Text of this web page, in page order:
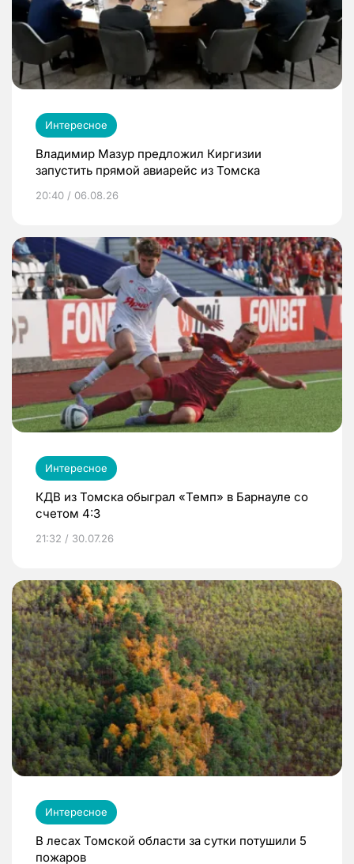
Интересное
Владимир Мазур предложил Киргизии
запустить прямой авиарейс из Томска
20:40 / 06.08.26
Интересное
КДВ из Томска обыграл «Темп» в Барнауле со
счетом 4:3
21:32 / 30.07.26
Интересное
В лесах Томской области за сутки потушили 5
пожаров